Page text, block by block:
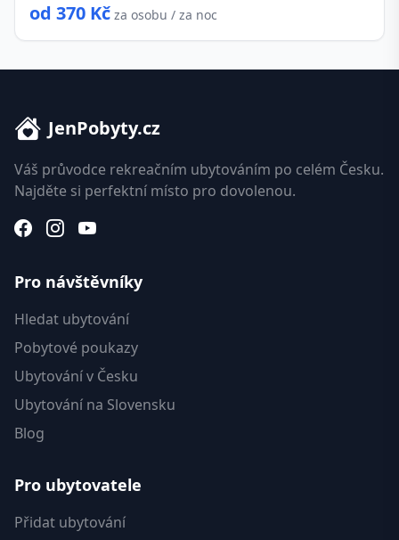
od 370 Kč za osobu / za noc
JenPobyty.cz
Váš průvodce rekreačním ubytováním po celém Česku.
Najděte si perfektní místo pro dovolenou.
Pro návštěvníky
Hledat ubytování
Pobytové poukazy
Ubytování v Česku
Ubytování na Slovensku
Blog
Pro ubytovatele
Přidat ubytování